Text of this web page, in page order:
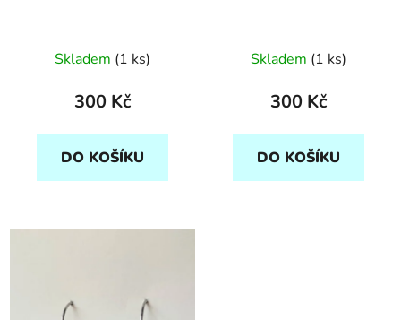
Skladem (1 ks)
300 Kč
DO KOŠÍKU
Skladem (1 ks)
300 Kč
DO KOŠÍKU